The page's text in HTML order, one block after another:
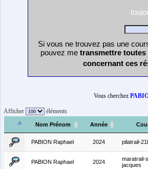
Si vous ne trouvez pas une
pouvez me transmettre
concernant ces
Vous cherchez
Afficher éléments
Nom Prénom Année
PABION Raphael 2024 pilatrail-
PABION Raphael 2024
maratrail-
jacques